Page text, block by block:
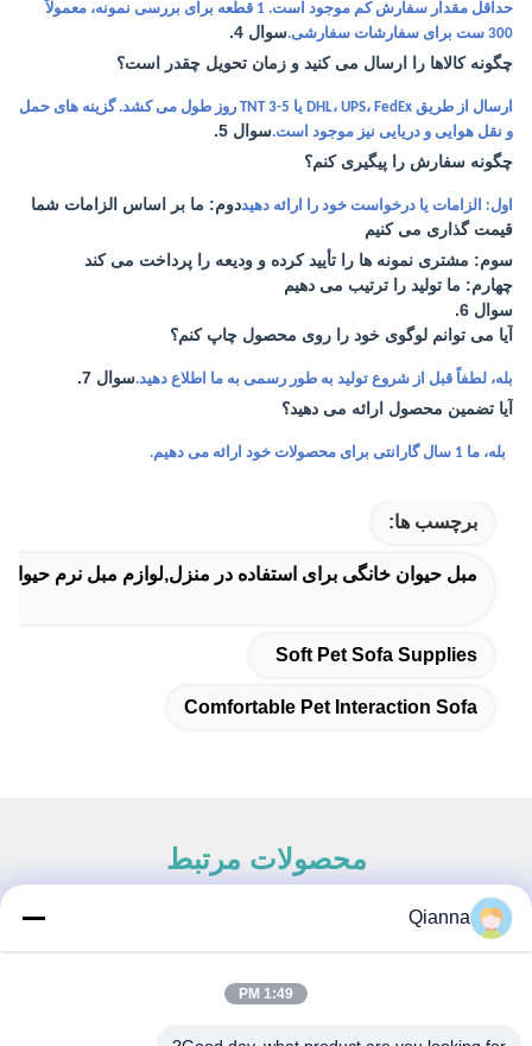
حداقل مقدار سفارش کم موجود است. 1 قطعه برای بررسی نمونه، معمولاً
300 ست برای سفارشات سفارشی.
سوال 4.
چگونه کالاها را ارسال می کنید و زمان تحویل چقدر است؟
ارسال از طریق DHL، UPS، FedEx یا TNT 3-5 روز طول می کشد. گزینه های حمل
و نقل هوایی و دریایی نیز موجود است.سوال 5.
چگونه سفارش را پیگیری کنم؟
اول: الزامات یا درخواست خود را ارائه دهیددوم: ما بر اساس الزامات شما
قیمت گذاری می کنیم
سوم: مشتری نمونه ها را تأیید کرده و ودیعه را پرداخت می کند
چهارم: ما تولید را ترتیب می دهیم
سوال 6.
آیا می توانم لوگوی خود را روی محصول چاپ کنم؟
بله، لطفاً قبل از شروع تولید به طور رسمی به ما اطلاع دهید.سوال 7.
آیا تضمین محصول ارائه می دهید؟
بله، ما 1 سال گارانتی برای محصولات خود ارائه می دهیم.
برچسب ها:
مبل حیوان خانگی برای استفاده در منزل,لوازم مبل نرم
Soft Pet Sofa Supplies
Comfortable Pet Interaction Sofa
محصولات مرتبط
Qianna
1:49 PM